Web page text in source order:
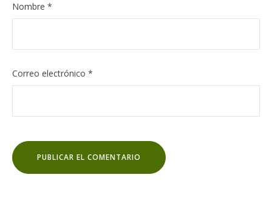
Nombre *
Correo electrónico *